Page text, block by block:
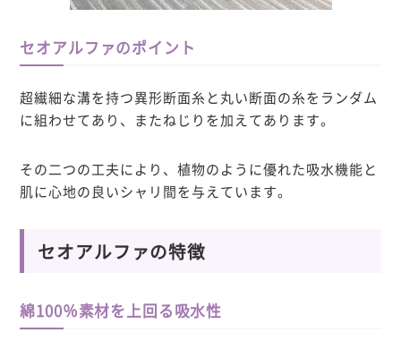
セオアルファのポイント
超繊細な溝を持つ異形断面糸と丸い断面の糸をランダム
に組わせてあり、またねじりを加えてあります。
その二つの工夫により、植物のように優れた吸水機能と
肌に心地の良いシャリ間を与えています。
セオアルファの特徴
綿100％素材を上回る吸水性